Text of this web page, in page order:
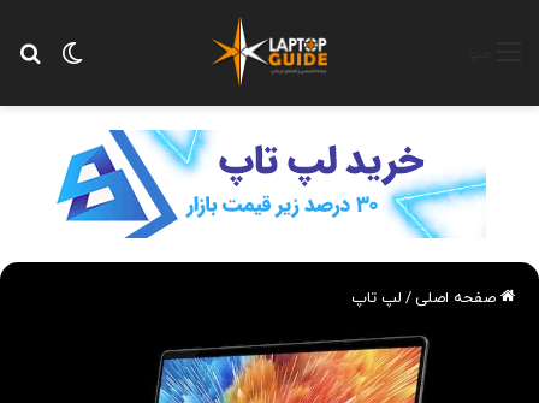
صفحه اصلی/ لپ تاپ